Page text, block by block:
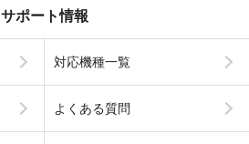
サポート情報
対応機種一覧
よくある質問